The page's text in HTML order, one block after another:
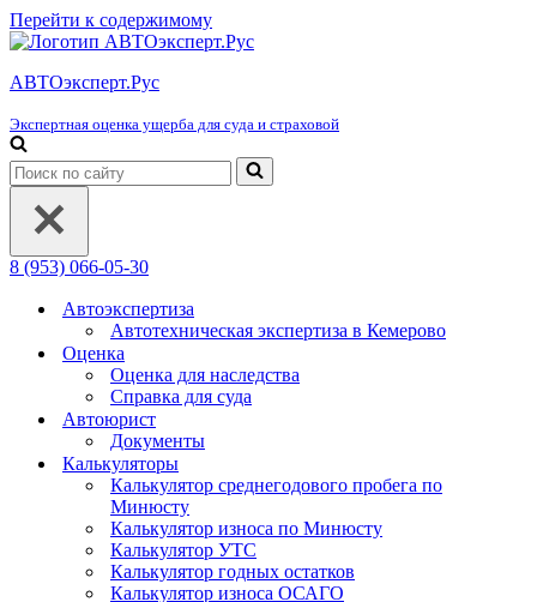
Перейти к содержимому
АВТОэксперт.Рус
Экспертная оценка ущерба для суда и страховой
Искать...
8 (953) 066-05-30
Автоэкспертиза
Автотехническая экспертиза в Кемерово
Оценка
Оценка для наследства
Справка для суда
Автоюрист
Документы
Калькуляторы
Калькулятор среднегодового пробега по
Минюсту
Калькулятор износа по Минюсту
Калькулятор УТС
Калькулятор годных остатков
Калькулятор износа ОСАГО